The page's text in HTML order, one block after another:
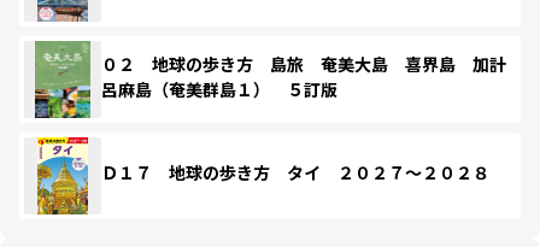
０２ 地球の歩き方 島旅 奄美大島 喜界島 加計
呂麻島（奄美群島１） ５訂版
Ｄ１７ 地球の歩き方 タイ ２０２７～２０２８